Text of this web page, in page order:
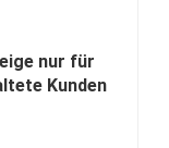
nur für
Kunden